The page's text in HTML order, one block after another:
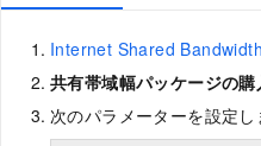
Internet Shared
共有帯域幅パッケージの購
次のパラメーターを設定し